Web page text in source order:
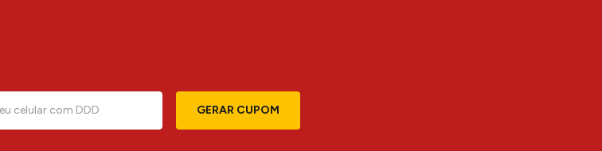
GERAR CUPOM